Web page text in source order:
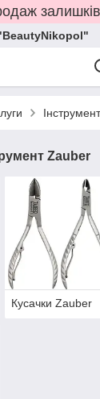
Zauber
Кусачки Zauber